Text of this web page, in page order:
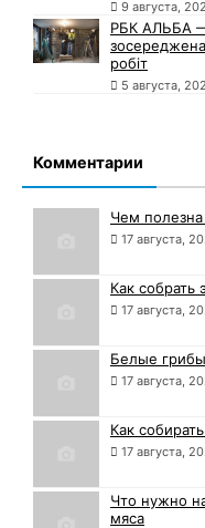
9 августа,
РБК АЛЬБА —
робіт
5 августа,
Комментарии
Чем полезна
17 августа,
Как собрать
17 августа,
Белые
17 августа,
Как
17 августа,
Что нужно
мяса